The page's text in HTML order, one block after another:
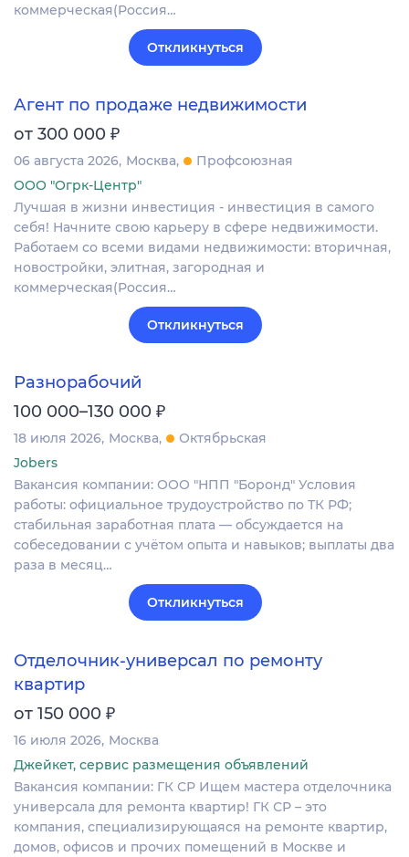
коммерческая(Россия…
Откликнуться
Агент по продаже недвижимости
от 300 000 ₽
06 августа 2026 Москва
Профсоюзная
ООО "Огрк-Центр"
Лучшая в жизни инвестиция - инвестиция в самого
себя! Начните свою карьеру в сфере недвижимости.
Работаем со всеми видами недвижимости: вторичная,
новостройки, элитная, загородная и
коммерческая(Россия…
Откликнуться
Разнорабочий
100 000–130 000 ₽
18 июля 2026 Москва
Октябрьская
Jobers
Вакансия компании: ООО "НПП "Боронд" Условия
работы: официальное трудоустройство по ТК РФ;
стабильная заработная плата — обсуждается на
собеседовании с учётом опыта и навыков; выплаты два
раза в месяц…
Откликнуться
Отделочник-универсал по ремонту
квартир
от 150 000 ₽
16 июля 2026 Москва
Джейкет, сервис размещения объявлений
Вакансия компании: ГК СР Ищем мастера отделочника
универсала для ремонта квартир! ГК СР – это
компания, специализирующаяся на ремонте квартир,
домов, офисов и прочих помещений в Москве и